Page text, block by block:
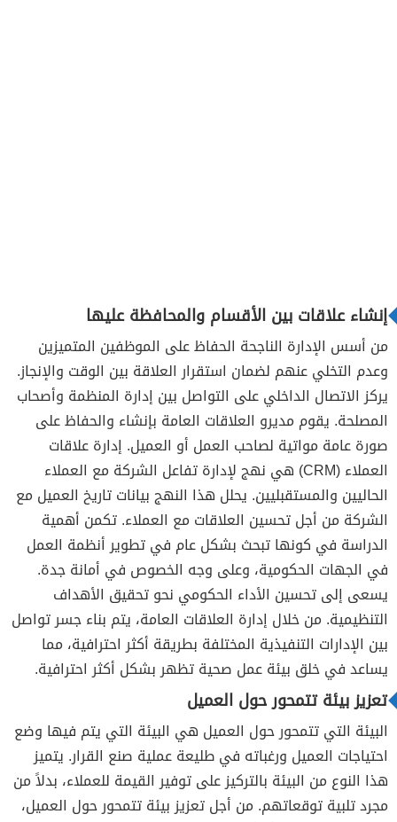
إنشاء علاقات بين الأقسام والمحافظة عليها
من أسس الإدارة الناجحة الحفاظ على الموظفين المتميزين
وعدم التخلي عنهم لضمان استقرار العلاقة بين الوقت والإنجاز.
يركز الاتصال الداخلي على التواصل بين إدارة المنظمة وأصحاب
المصلحة. يقوم مديرو العلاقات العامة بإنشاء والحفاظ على
صورة عامة مواتية لصاحب العمل أو العميل. إدارة علاقات
العملاء (CRM) هي نهج لإدارة تفاعل الشركة مع العملاء
الحاليين والمستقبليين. يحلل هذا النهج بيانات تاريخ العميل مع
الشركة من أجل تحسين العلاقات مع العملاء. تكمن أهمية
الدراسة في كونها تبحث بشكل عام في تطوير أنظمة العمل
في الجهات الحكومية، وعلى وجه الخصوص في أمانة جدة.
يسعى إلى تحسين الأداء الحكومي نحو تحقيق الأهداف
التنظيمية. من خلال إدارة العلاقات العامة، يتم بناء جسر تواصل
بين الإدارات التنفيذية المختلفة بطريقة أكثر احترافية، مما
يساعد في خلق بيئة عمل صحية تظهر بشكل أكثر احترافية.
تعزيز بيئة تتمحور حول العميل
البيئة التي تتمحور حول العميل هي البيئة التي يتم فيها وضع
احتياجات العميل ورغباته في طليعة عملية صنع القرار. يتميز
هذا النوع من البيئة بالتركيز على توفير القيمة للعملاء، بدلاً من
مجرد تلبية توقعاتهم. من أجل تعزيز بيئة تتمحور حول العميل،